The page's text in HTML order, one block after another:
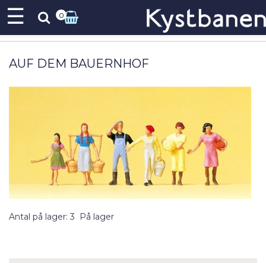
☰ 0
AUF DEM BAUERNHOF
Antal på lager: 3 På lager